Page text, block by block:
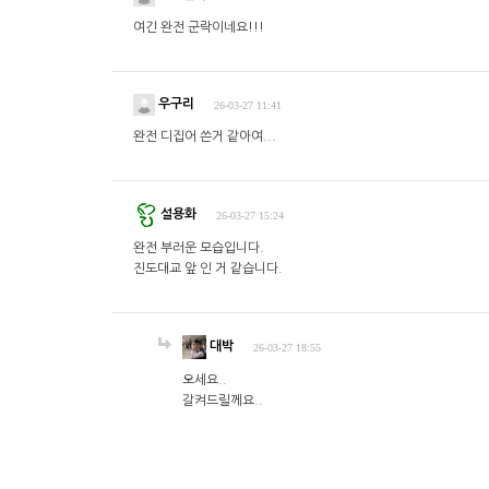
여긴 완전 군락이네요!!!
우구리 26-03-27 11:41
완전 디집어 쓴거 같아여...
설용화 26-03-27 15:24
완전 부러운 모습입니다.
진도대교 앞 인 거 같습니다.
대박 26-03-27 18:55
오세요..
갈켜드릴께요..